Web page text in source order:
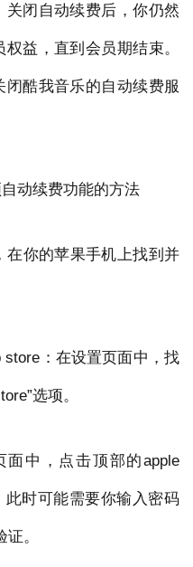
闭自动续费后，你仍然
益，直到会员期结束。
酷我音乐的自动续费服
动续费功能的方法
在你的苹果手机上找到并
：在设置页面中，找
选项。
面中，点击顶部的apple
此时可能需要你输入密码
。